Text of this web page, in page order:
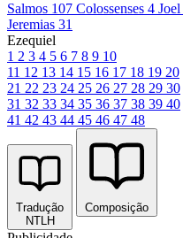
Salmos 107 Colossenses 4 Joel
Jeremias 31
Ezequiel
1 2 3 4 5 6 7 8 9 10
11 12 13 14 15 16 17 18 19 20
21 22 23 24 25 26 27 28 29 30
31 32 33 34 35 36 37 38 39 40
41 42 43 44 45 46 47 48
Tradução
NTLH
Composição